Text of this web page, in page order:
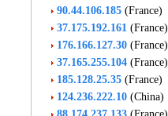
90.44.106.185 (France)
37.175.192.161 (France)
176.166.127.30 (France)
37.165.255.104 (France)
185.128.25.35 (France)
124.236.222.10 (China)
88.174.237.133 (France)